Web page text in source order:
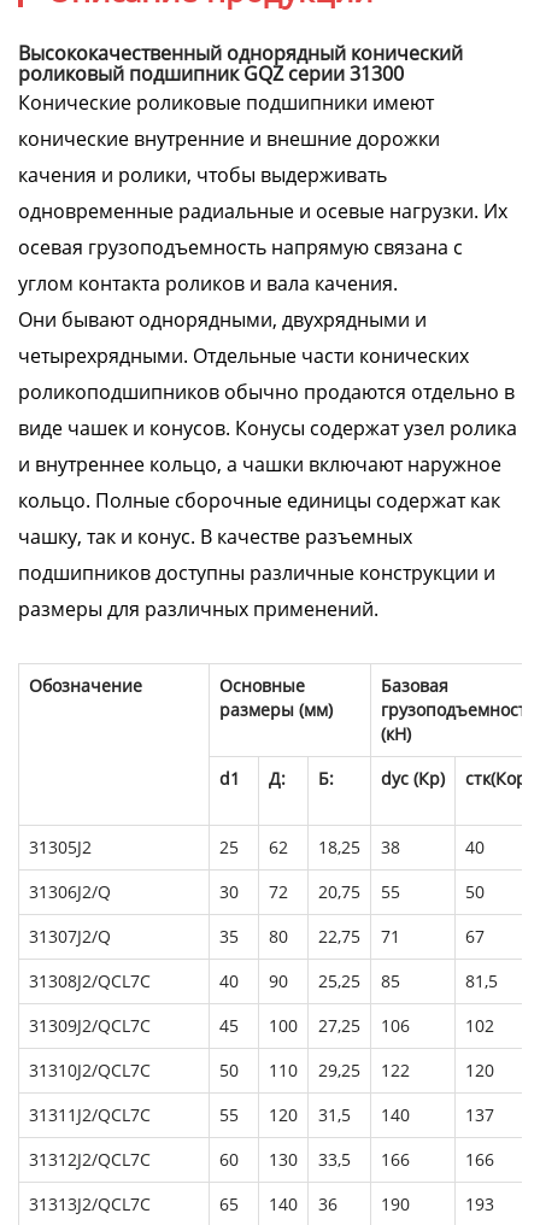
Высококачественный однорядный конический
роликовый подшипник GQZ серии 31300
Конические роликовые подшипники имеют
конические внутренние и внешние дорожки
качения и ролики, чтобы выдерживать
одновременные радиальные и осевые нагрузки. Их
осевая грузоподъемность напрямую связана с
углом контакта роликов и вала качения.
Они бывают однорядными, двухрядными и
четырехрядными. Отдельные части конических
роликоподшипников обычно продаются отдельно в
виде чашек и конусов. Конусы содержат узел ролика
и внутреннее кольцо, а чашки включают наружное
кольцо. Полные сборочные единицы содержат как
чашку, так и конус. В качестве разъемных
подшипников доступны различные конструкции и
размеры для различных применений.
Обозначение
Основные
размеры (мм)
Базовая
грузоподъемность
(кН)
d1
Д: Б: dyc (Кр) стк(Кор)
31305J2 25 62 18,25 38
40
31306J2/Q
30 72 20,75 55
50
31307J2/Q
35 80 22,75 71
67
31308J2/QCL7C
40 90 25,25 85
81,5
31309J2/QCL7C
45 100 27,25 106
102
31310J2/QCL7C
50 110 29,25 122
120
31311J2/QCL7C
55 120 31,5 140
137
31312J2/QCL7C
60 130 33,5 166
166
31313J2/QCL7C
65 140 36 190
193